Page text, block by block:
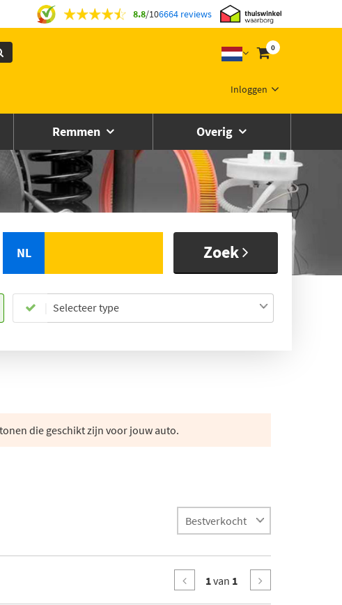
8.8/106664 reviews
0
Inloggen
Remmen Overig
NL Zoek
Selecteer type
die geschikt zijn voor jouw auto.
1van 1